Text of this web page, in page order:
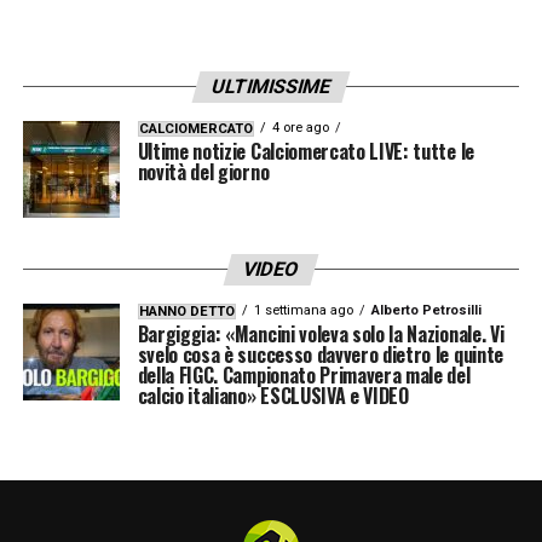
ULTIMISSIME
CALCIOMERCATO 4 ore ago
Ultime notizie Calciomercato LIVE: tutte le
novità del giorno
VIDEO
HANNO DETTO 1 settimana ago Alberto Petrosilli
Bargiggia: «Mancini voleva solo la Nazionale. Vi
svelo cosa è successo davvero dietro le quinte
della FIGC. Campionato Primavera male del
calcio italiano» ESCLUSIVA e VIDEO